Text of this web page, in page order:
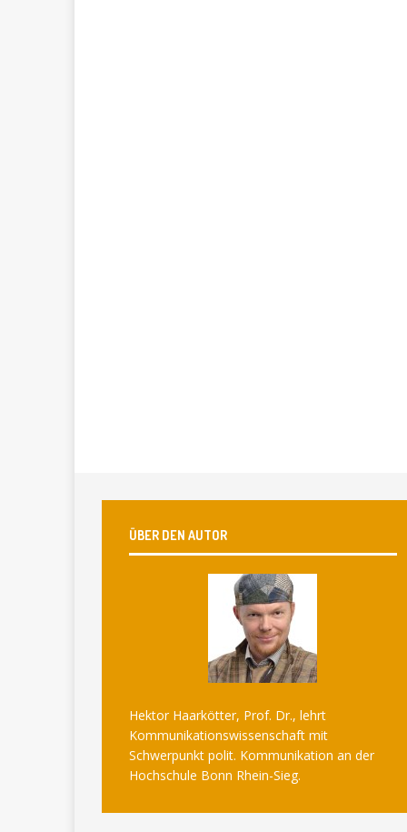
ÜBER DEN AUTOR
Hektor Haarkötter, Prof. Dr., lehrt
Kommunikationswissenschaft mit
Schwerpunkt polit. Kommunikation an der
Hochschule Bonn Rhein-Sieg.